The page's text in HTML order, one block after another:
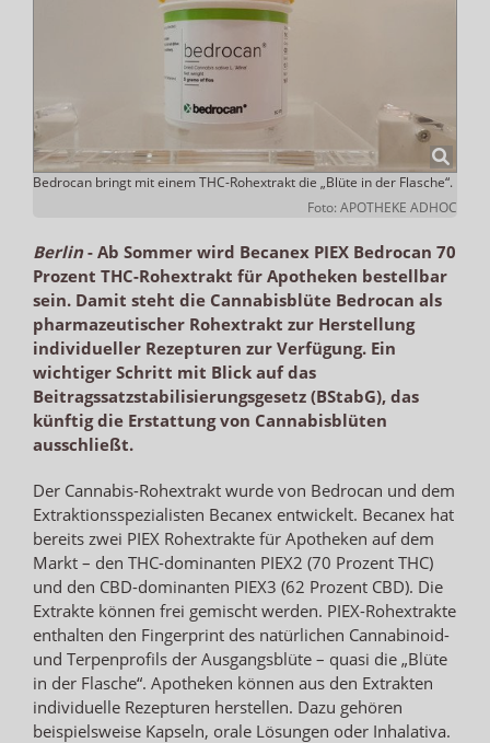
Bedrocan bringt mit einem THC-Rohextrakt die „Blüte in der Flasche“.
Foto: APOTHEKE ADHOC
Berlin- Ab Sommer wird Becanex PIEX Bedrocan 70
Prozent THC-Rohextrakt für Apotheken bestellbar
sein. Damit steht die Cannabisblüte Bedrocan als
pharmazeutischer Rohextrakt zur Herstellung
individueller Rezepturen zur Verfügung. Ein
wichtiger Schritt mit Blick auf das
Beitragssatzstabilisierungsgesetz (BStabG), das
künftig die Erstattung von Cannabisblüten
ausschließt.
Der Cannabis-Rohextrakt wurde von Bedrocan und dem
Extraktionsspezialisten Becanex entwickelt. Becanex hat
bereits zwei PIEX Rohextrakte für Apotheken auf dem
Markt – den THC-dominanten PIEX2 (70 Prozent THC)
und den CBD-dominanten PIEX3 (62 Prozent CBD). Die
Extrakte können frei gemischt werden. PIEX-Rohextrakte
enthalten den Fingerprint des natürlichen Cannabinoid-
und Terpenprofils der Ausgangsblüte – quasi die „Blüte
in der Flasche“. Apotheken können aus den Extrakten
individuelle Rezepturen herstellen. Dazu gehören
beispielsweise Kapseln, orale Lösungen oder Inhalativa.